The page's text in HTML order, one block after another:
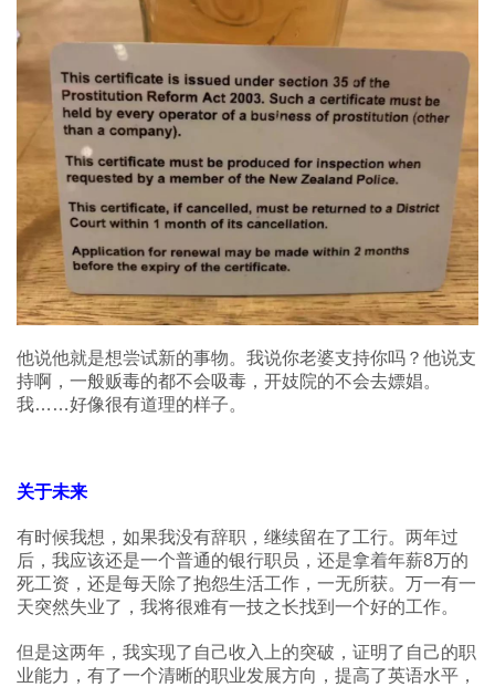
他说他就是想尝试新的事物。我说你老婆支持你吗？他说支
持啊，一般贩毒的都不会吸毒，开妓院的不会去嫖娼。
我……好像很有道理的样子。
关于未来
有时候我想，如果我没有辞职，继续留在了工行。两年过
后，我应该还是一个普通的银行职员，还是拿着年薪8万的
死工资，还是每天除了抱怨生活工作，一无所获。万一有一
天突然失业了，我将很难有一技之长找到一个好的工作。
但是这两年，我实现了自己收入上的突破，证明了自己的职
业能力，有了一个清晰的职业发展方向，提高了英语水平，